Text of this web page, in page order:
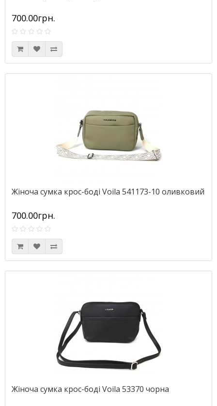
700.00грн.
Жіноча сумка крос-боді Voila 541173-10 оливковий
700.00грн.
Жіноча сумка крос-боді Voila 53370 чорна